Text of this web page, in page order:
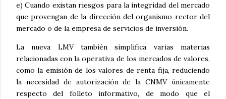
e) Cuando existan riesgos para la integridad del mercado
que provengan de la dirección del organismo rector del
mercado o de la empresa de servicios de inversión.
La nueva LMV también simplifica varias materias
relacionadas con la operativa de los mercados de valores,
como la emisión de los valores de renta fija, reduciendo
la necesidad de autorización de la CNMV únicamente
respecto del folleto informativo, de modo que el